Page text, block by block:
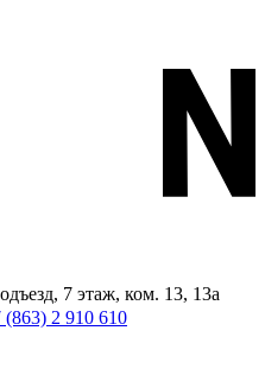
7 этаж, ком. 13, 13а
(863) 2 910 610